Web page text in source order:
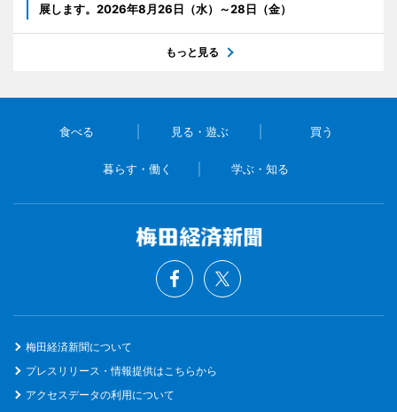
展します。2026年8月26日（水）～28日（金）
もっと見る
食べる 見る・遊ぶ 買う
暮らす・働く 学ぶ・知る
梅田経済新聞について
プレスリリース・情報提供はこちらから
アクセスデータの利用について